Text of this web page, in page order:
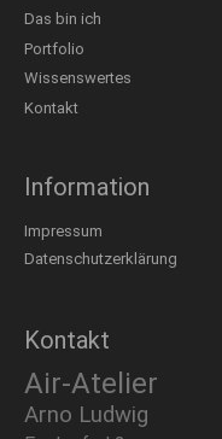
Das bin ich
Portfolio
Wissenswertes
Kontakt
Information
Impressum
Datenschutzerklärung
Kontakt
Air-Atelier
Arno Ludwig